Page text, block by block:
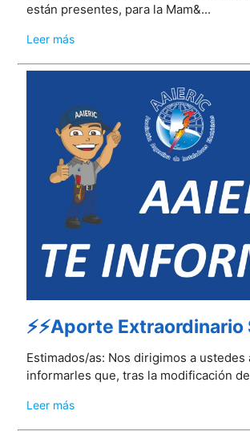
están presentes, para la Mam&...
Leer más
⚡⚡Aporte Extraordinario
Estimados/as: Nos dirigimos a ustedes
informarles que, tras la modificación
Leer más